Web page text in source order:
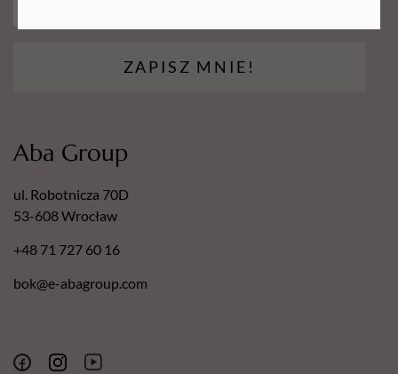
ZAPISZ MNIE!
Aba Group
ul. Robotnicza 70D
53-608 Wrocław
+48 71 727 60 16
bok@e-abagroup.com